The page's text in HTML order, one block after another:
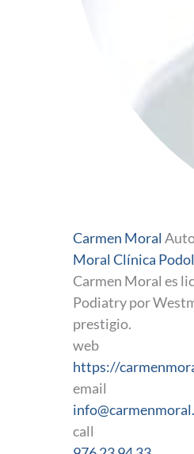
Carmen Moral
Moral Clínica
Carmen Moral es
Podiatry por
prestigio.
web
https://
email
call